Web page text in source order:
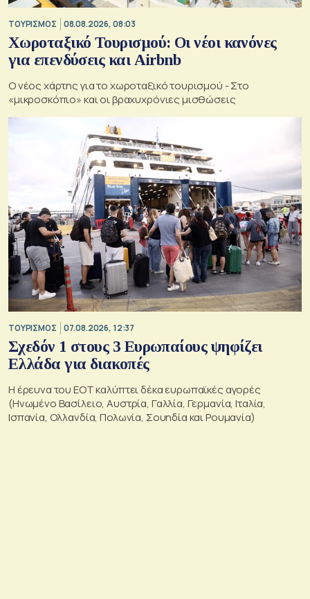
ΤΟΥΡΙΣΜΟΣ 08.08.2026, 08:03
Χωροταξικό Τουρισμού: Οι νέοι κανόνες
για επενδύσεις και Airbnb
Ο νέος χάρτης για το χωροταξικό τουρισμού - Στο
«μικροσκόπιο» και οι βραχυχρόνιες μισθώσεις
ΤΟΥΡΙΣΜΟΣ 07.08.2026, 12:37
Σχεδόν 1 στους 3 Ευρωπαίους ψηφίζει
Ελλάδα για διακοπές
Η έρευνα του ΕΟΤ καλύπτει δέκα ευρωπαϊκές αγορές
(Ηνωμένο Βασίλειο, Αυστρία, Γαλλία, Γερμανία, Ιταλία,
Ισπανία, Ολλανδία, Πολωνία, Σουηδία και Ρουμανία)